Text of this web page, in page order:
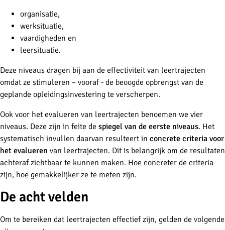
organisatie,
werksituatie,
vaardigheden en
leersituatie.
Deze niveaus dragen bij aan de effectiviteit van leertrajecten
omdat ze stimuleren – vooraf - de beoogde opbrengst van de
geplande opleidingsinvestering te verscherpen.
Ook voor het evalueren van leertrajecten benoemen we vier
niveaus. Deze zijn in feite de spiegel van de eerste niveaus. Het
systematisch invullen daarvan resulteert in concrete criteria voor
het evalueren van leertrajecten. Dit is belangrijk om de resultaten
achteraf zichtbaar te kunnen maken. Hoe concreter de criteria
zijn, hoe gemakkelijker ze te meten zijn.
De acht velden
Om te bereiken dat leertrajecten effectief zijn, gelden de volgende